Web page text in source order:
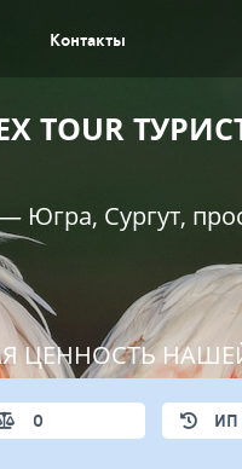
Контакты
TOUR
Югра, Сургут,
ЦЕННОСТЬ
0 ИП